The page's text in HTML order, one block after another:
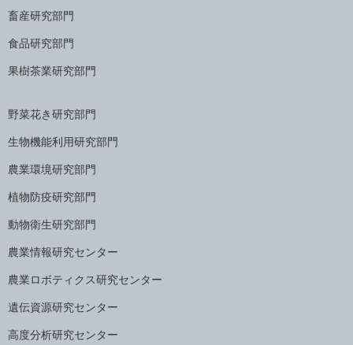
畜産研究部門
食品研究部門
果樹茶業研究部門
野菜花き研究部門
生物機能利用研究部門
農業環境研究部門
植物防疫研究部門
動物衛生研究部門
農業情報研究センター
農業ロボティクス研究センター
遺伝資源研究センター
高度分析研究センター